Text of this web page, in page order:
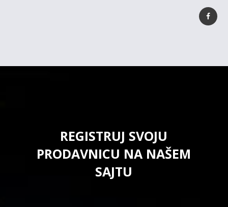
REGISTRUJ SVOJU
PRODAVNICU NA NAŠEM
SAJTU